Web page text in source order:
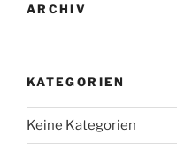
ARCHIV
KATEGORIEN
Keine Kategorien